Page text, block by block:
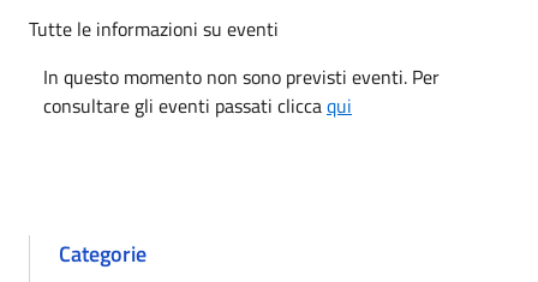
Tutte le informazioni su eventi
In questo momento non sono previsti eventi. Per
consultare gli eventi passati cliccaqui
Categorie